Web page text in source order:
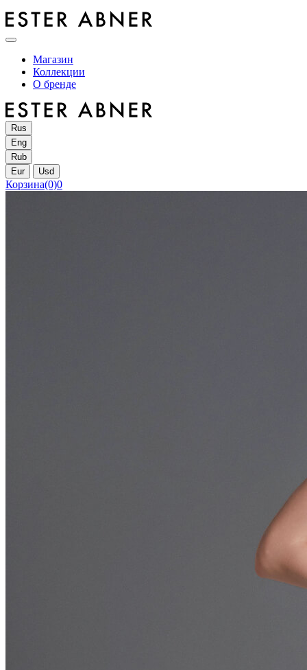
Магазин
Коллекции
О бренде
Rus
Eng
Rub
Eur
Usd
Корзина(0)0